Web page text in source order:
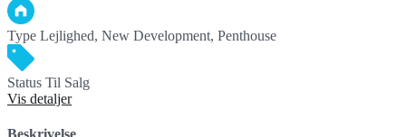
Type Lejlighed, New Development, Penthouse
Status Til Salg
Vis detaljer